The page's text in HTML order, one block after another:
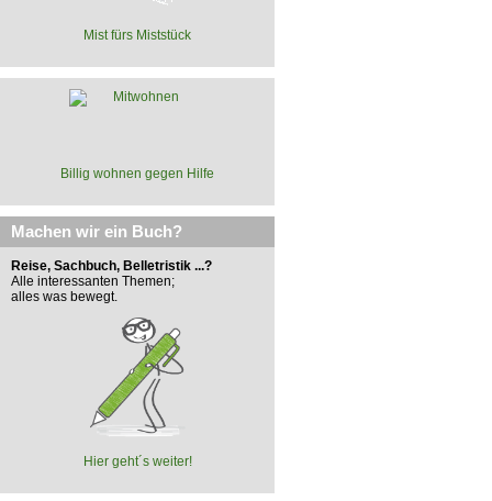
Mist fürs Miststück
Billig wohnen gegen Hilfe
Machen wir ein Buch?
Reise, Sachbuch, Belletristik ...?
Alle interessanten Themen;
alles was bewegt.
Hier geht´s weiter!